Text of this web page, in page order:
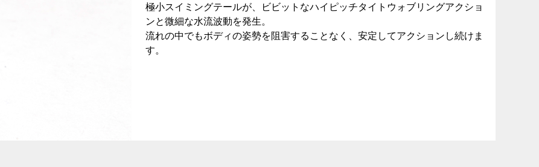
極小スイミングテールが、ビビットなハイピッチタイトウォブリングアクショ
ンと微細な水流波動を発生。
流れの中でもボディの姿勢を阻害することなく、安定してアクションし続けま
す。